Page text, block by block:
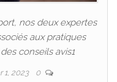
nos deux expertes
aux pratiques
conseils avis1
1, 2023 0